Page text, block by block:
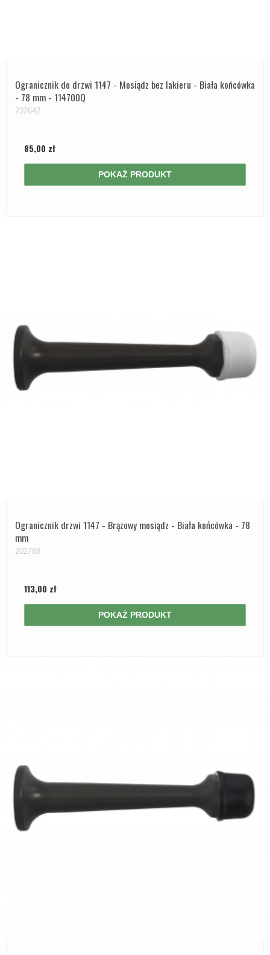
Ogranicznik do drzwi 1147 - Mosiądz bez lakieru - Biała końcówka
- 78 mm - 114700Q
232642
85,00 zł
POKAŻ PRODUKT
Ogranicznik drzwi 1147 - Brązowy mosiądz - Biała końcówka - 78
mm
202788
113,00 zł
POKAŻ PRODUKT